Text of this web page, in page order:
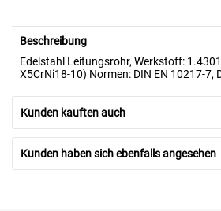
Beschreibung
Edelstahl Leitungsrohr, Werkstoff:
X5CrNi18-10) Normen: DIN EN 10217-7,
Kunden kauften auch
Kunden haben sich ebenfalls angesehen